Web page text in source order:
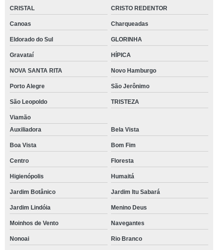
CRISTAL CRISTO REDENTOR
Canoas Charqueadas
Eldorado do Sul GLORINHA
Gravataí HÍPICA
NOVA SANTA RITA Novo Hamburgo
Porto Alegre São Jerônimo
São Leopoldo TRISTEZA
Viamão
Auxiliadora
Bela Vista
Boa Vista Bom Fim
Centro Floresta
Higienópolis Humaitá
Jardim Botânico Jardim Itu Sabará
Jardim Lindóia Menino Deus
Moinhos de Vento Navegantes
Nonoai Rio Branco